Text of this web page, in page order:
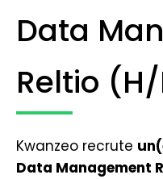
Data
Reltio
Kwanzeo recrute
Data Management